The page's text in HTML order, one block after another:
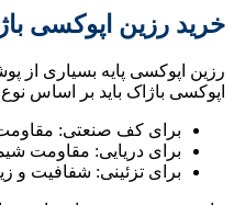
خرید رزین اپوکسی
رزین اپوکسی پایه بسیاری
اپوکسی باژاک باید بر اساس
برای کف صنعتی: مقاومت
برای دریایی: مقاومت
برای تزئینی: شفافیت و